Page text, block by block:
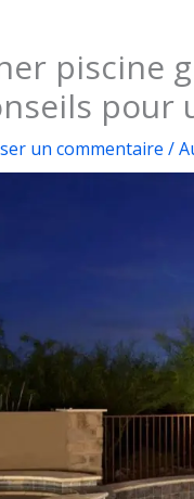
piscine
pour
un commentaire /